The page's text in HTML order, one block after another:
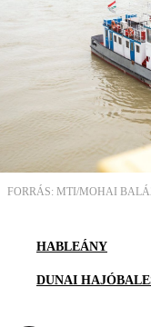
FORRÁS: MTI/MOHAI
HABLEÁNY
DUNAI